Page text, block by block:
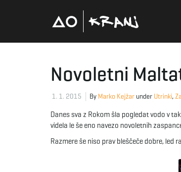
Novoletni
1. 1. 2015 By Marko Kejžar under Utrinki,
Danes sva z Rokom šla pogledat vodo v
videla le še eno navezo novoletnih
Razmere še niso prav bleščeče dobre, led